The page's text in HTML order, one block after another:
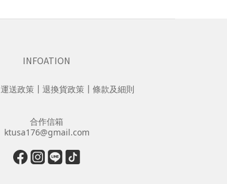
INFOATION
運送政策 ┃ 退換貨政策 ┃ 條款及細則
合作信箱
ktusa176@gmail.com